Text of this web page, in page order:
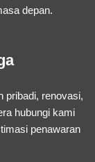
depan.
pribadi, renovasi,
hubungi kami
penawaran